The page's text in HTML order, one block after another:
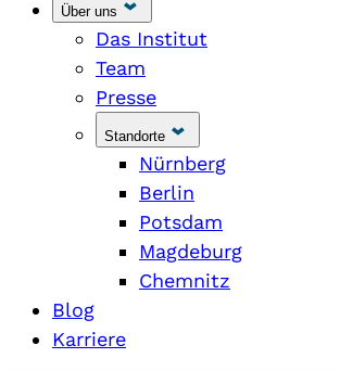
Über uns
Das Institut
Team
Presse
Standorte
Nürnberg
Berlin
Potsdam
Magdeburg
Chemnitz
Blog
Karriere